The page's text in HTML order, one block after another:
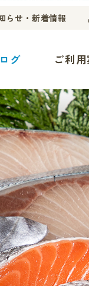
グ ご利
らせ・新着情報